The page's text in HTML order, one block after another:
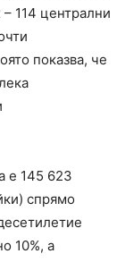
114 централни
показва, че
е 145 623
спрямо
10%, а